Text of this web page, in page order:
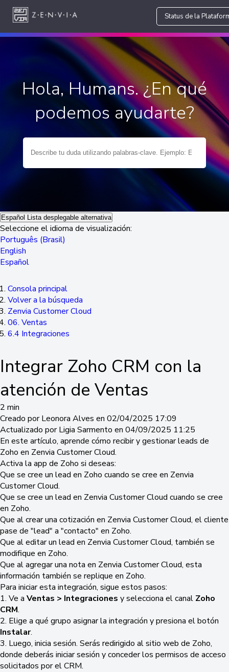
Status de la
Hola, Humans. ¿En qué
podemos ayudarte?
Español Lista desplegable alternativa
Seleccione el idioma de visualización:
Português (Brasil)
English
Español
Consola principal
Volver a la búsqueda
Zenvia Customer Cloud
06. Ventas
6.4 Integraciones
Integrar Zoho CRM con la
atención de Ventas
2 min
Creado por Leonora Alves en 02/04/2025 17:09
Actualizado por Ligia Sarmento en 04/09/2025 11:25
En este artículo, aprende cómo recibir y gestionar leads de
Zoho en Zenvia Customer Cloud.
Activa la app de Zoho si deseas:
Que se cree un lead en Zoho cuando se cree en Zenvia
Customer Cloud.
Que se cree un lead en Zenvia Customer Cloud cuando se cree
en Zoho.
Que al crear una cotización en Zenvia Customer Cloud, el cliente
pase de "lead" a "contacto" en Zoho.
Que al editar un lead en Zenvia Customer Cloud, también se
modifique en Zoho.
Que al agregar una nota en Zenvia Customer Cloud, esta
información también se replique en Zoho.
Para iniciar esta integración, sigue estos pasos:
1. Ve a Ventas > Integraciones y selecciona el canal Zoho
CRM.
2. Elige a qué grupo asignar la integración y presiona el botón
Instalar.
3. Luego, inicia sesión. Serás redirigido al sitio web de Zoho,
donde deberás iniciar sesión y conceder los permisos de acceso
solicitados por el CRM.